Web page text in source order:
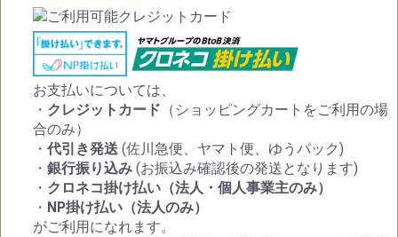
お支払いについては、
・ クレジットカード （ショッピングカートをご利用の場
合のみ）
・代引き発送 (佐川急便、ヤマト便、ゆうパック)
・銀行振り込み (お振込み確認後の発送となります)
・ クロネコ掛け払い（法人・個人事業主のみ）
・ NP掛け払い（法人のみ）
がご利用になれます。